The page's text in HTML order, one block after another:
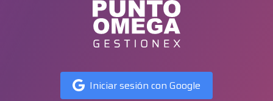
Iniciar sesión con Google